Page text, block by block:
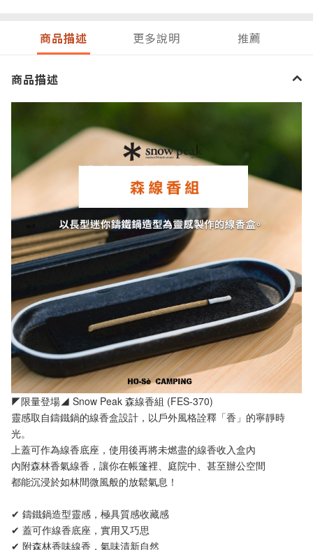
商品描述 更多說明 推薦
商品描述
◤限量登場◢ Snow Peak 森線香組 (FES-370)
靈感取自鑄鐵鍋的線香盒設計，以戶外風格詮釋「香」的寧靜時
光。
上蓋可作為線香底座，使用後再將未燃盡的線香收入盒內
內附森林香氣線香，讓你在帳篷裡、庭院中、甚至辦公空間
都能沉浸於如林間微風般的放鬆氣息！
✔ 鑄鐵鍋造型靈感，極具質感收藏感
✔ 蓋可作線香底座，實用又巧思
✔ 附森林香味線香，氣味清新自然